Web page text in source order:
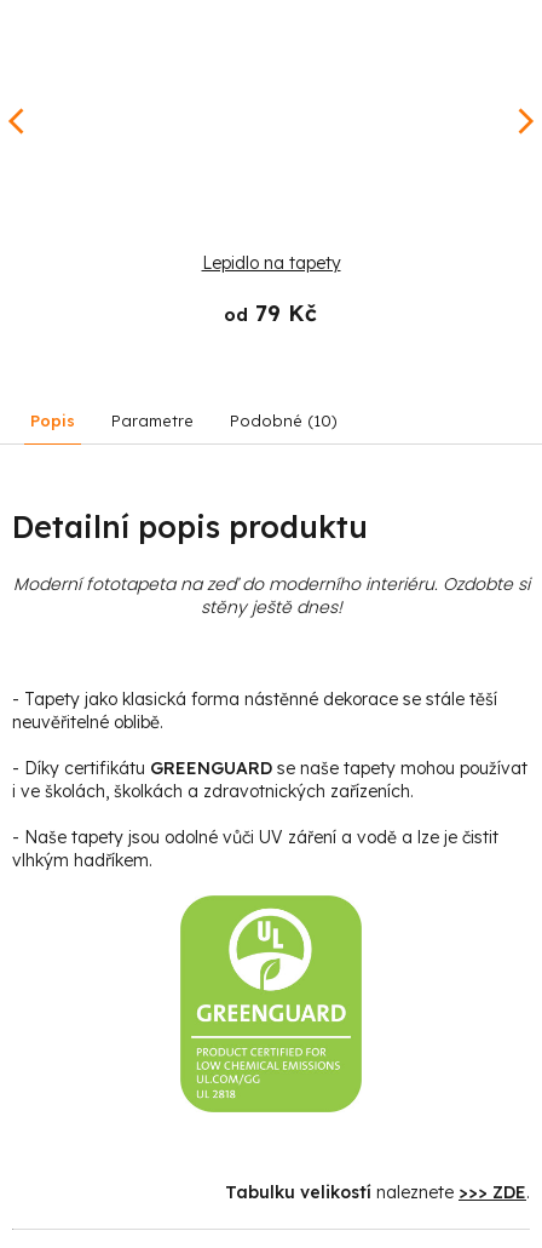
Lepidlo na tapety
od 79 Kč
Popis Parametre Podobné (10)
Detailní popis produktu
Moderní fototapeta na zeď do moderního interiéru. Ozdobte si
stěny ještě dnes!
- Tapety jako klasická forma nástěnné dekorace se stále těší
neuvěřitelné oblibě.
- Díky certifikátu GREENGUARD se naše tapety mohou používat
i ve školách, školkách a zdravotnických zařízeních.
- Naše tapety jsou odolné vůči UV záření a vodě a lze je čistit
vlhkým hadříkem.
Tabulku velikostí naleznete >>> ZDE.